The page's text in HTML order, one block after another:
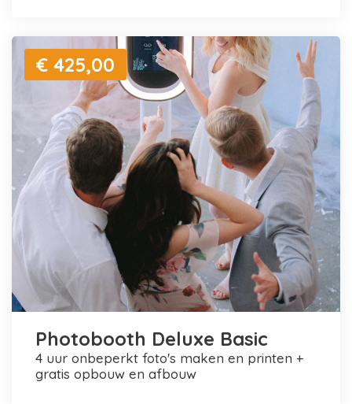
€ 425,00
Photobooth Deluxe Basic
4 uur onbeperkt foto's maken en printen +
gratis opbouw en afbouw